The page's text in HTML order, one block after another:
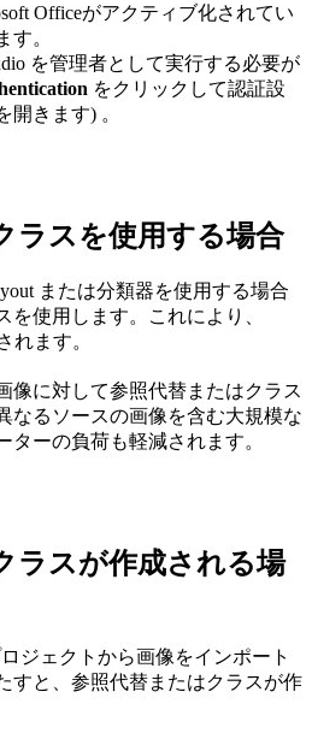
Officeがアクティブ化されてい
す。
を管理者として実行する必要が
をクリックして認証設
開きます) 。
ラスを使用する場合
または分類器を使用する場合
を使用します。これにより、
れます。
像に対して参照代替またはクラス
なるソースの画像を含む大規模な
ーの負荷も軽減されます。
ラスが作成される場
ジェクトから画像をインポート
すと、参照代替またはクラスが作